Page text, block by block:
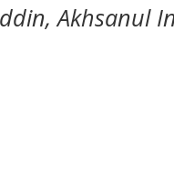
Akhsanul